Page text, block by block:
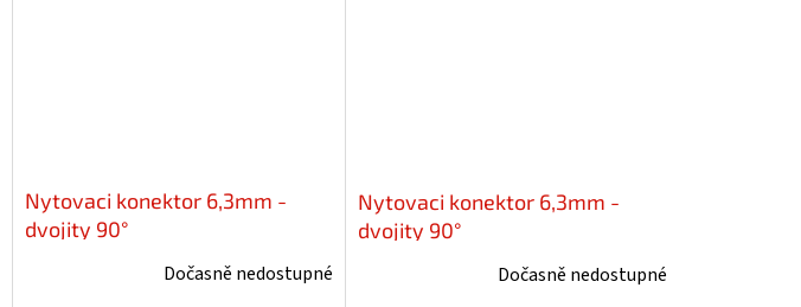
Nytovaci konektor 6,3mm -
dvojity 90°
Dočasně nedostupné
Nytovaci konektor 6,3mm -
dvojity 90°
Dočasně nedostupné